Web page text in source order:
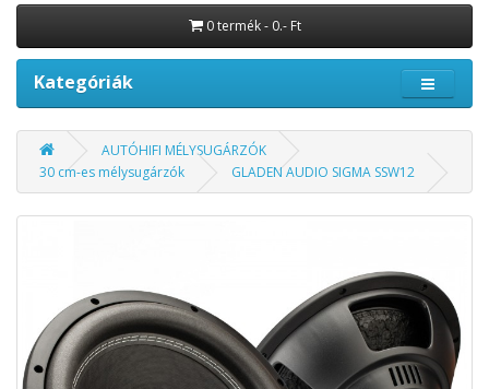
0 termék - 0.- Ft
Kategóriák
AUTÓHIFI MÉLYSUGÁRZÓK
30 cm-es mélysugárzók
GLADEN AUDIO SIGMA SSW12